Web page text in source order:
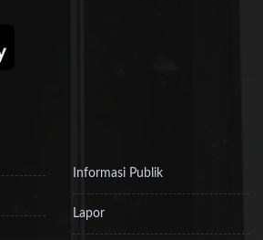
Informasi Publik
Lapor